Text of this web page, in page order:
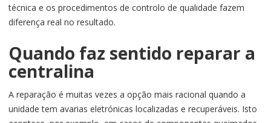
técnica e os procedimentos de controlo de qualidade fazem
diferença real no resultado.
Quando faz sentido reparar a
centralina
A reparação é muitas vezes a opção mais racional quando a
unidade tem avarias eletrónicas localizadas e recuperáveis. Isto